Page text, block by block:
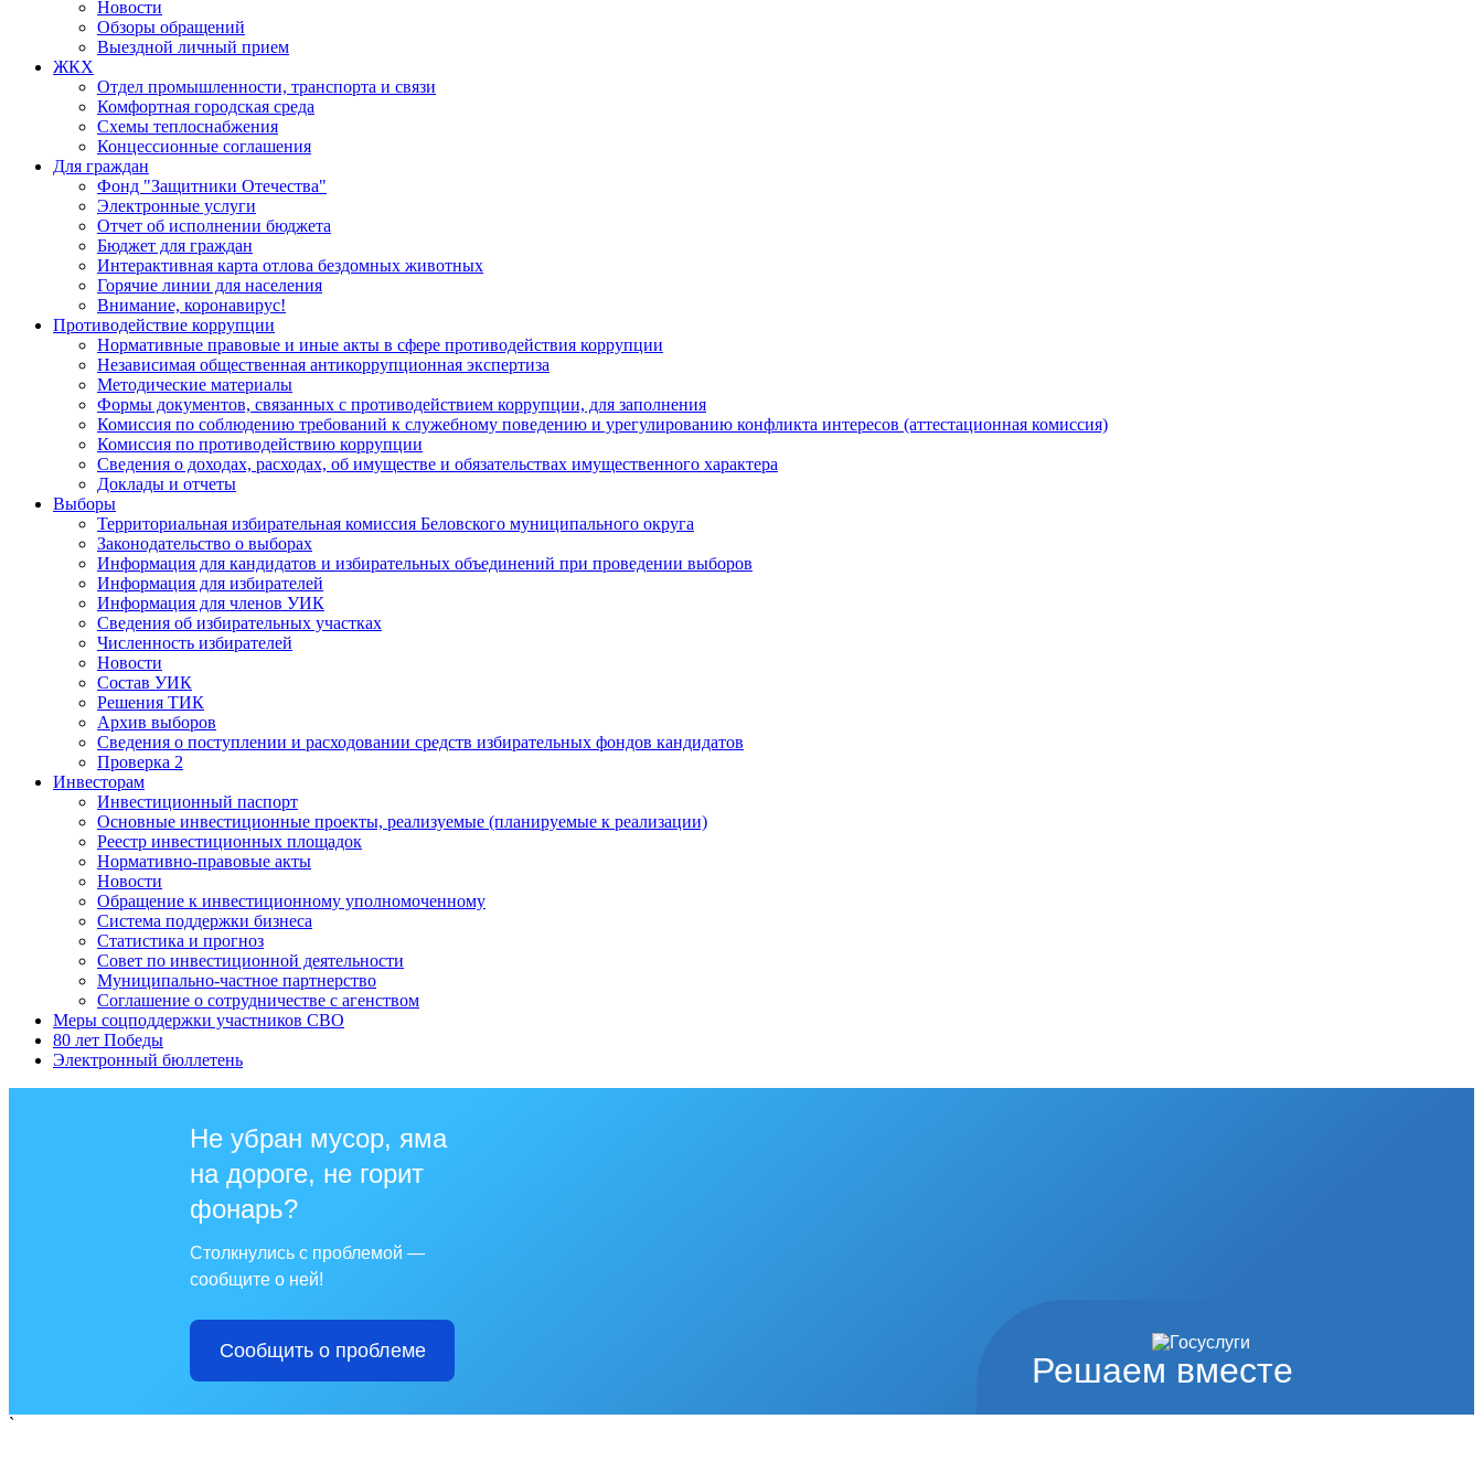
Новости
Обзоры обращений
Выездной личный прием
ЖКХ
Отдел промышленности, транспорта и связи
Комфортная городская среда
Схемы теплоснабжения
Концессионные соглашения
Для граждан
Фонд "Защитники Отечества"
Электронные услуги
Отчет об исполнении бюджета
Бюджет для граждан
Интерактивная карта отлова бездомных животных
Горячие линии для населения
Внимание, коронавирус!
Противодействие коррупции
Нормативные правовые и иные акты в сфере противодействия коррупции
Независимая общественная антикоррупционная экспертиза
Методические материалы
Формы документов, связанных с противодействием коррупции, для заполнения
Комиссия по соблюдению требований к служебному поведению и урегулированию конфликта интересов (аттестационная комиссия)
Комиссия по противодействию коррупции
Сведения о доходах, расходах, об имуществе и обязательствах имущественного характера
Доклады и отчеты
Выборы
Территориальная избирательная комиссия Беловского муниципального округа
Законодательство о выборах
Информация для кандидатов и избирательных объединений при проведении выборов
Информация для избирателей
Информация для членов УИК
Сведения об избирательных участках
Численность избирателей
Новости
Состав УИК
Решения ТИК
Архив выборов
Сведения о поступлении и расходовании средств избирательных фондов кандидатов
Проверка 2
Инвесторам
Инвестиционный паспорт
Основные инвестиционные проекты, реализуемые (планируемые к реализации)
Реестр инвестиционных площадок
Нормативно-правовые акты
Новости
Обращение к инвестиционному уполномоченному
Система поддержки бизнеса
Статистика и прогноз
Совет по инвестиционной деятельности
Муниципально-частное партнерство
Соглашение о сотрудничестве с агенством
Меры соцподдержки участников СВО
80 лет Победы
Электронный бюллетень
Решаем вместе
Не убран мусор, яма
на дороге, не горит
фонарь?
Столкнулись с проблемой —
сообщите о ней!
Сообщить о проблеме
`